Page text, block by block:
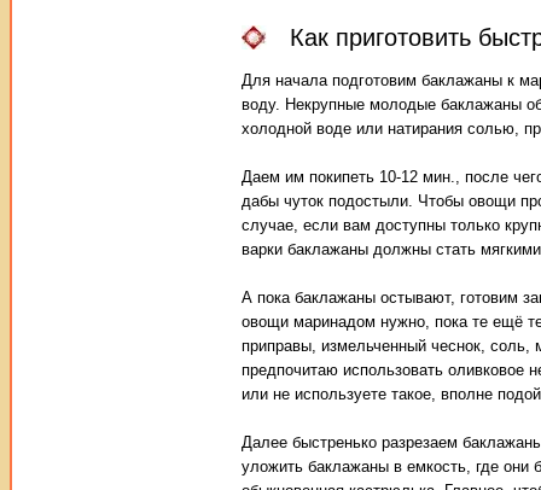
Как приготовить
Для начала подготовим баклажаны к
воду. Некрупные молодые баклажаны
холодной воде или натирания солью,
Даем им покипеть 10-12 мин., после
дабы чуток подостыли. Чтобы овощи
случае, если вам доступны только
варки баклажаны должны стать
А пока баклажаны остывают, готовим
овощи маринадом нужно, пока те ещё
приправы, измельченный чеснок,
предпочитаю использовать оливковое
или не используете такое, вполне
Далее быстренько разрезаем
уложить баклажаны в емкость, где они